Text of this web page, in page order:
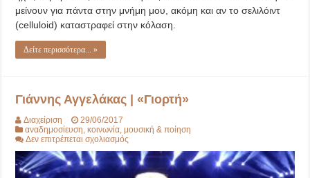
μείνουν για πάντα στην μνήμη μου, ακόμη και αν το σελιλόιντ
(celluloid) καταστραφεί στην κόλαση.
Δείτε περισσότερα... »
Γιάννης Αγγελάκας | «Γιορτή»
Διαχείριση
29/06/2017
αναδημοσίευση ,κοινωνία ,μουσική & ποίηση
Δεν επιτρέπεται σχολιασμός
Αγγελάκας
|